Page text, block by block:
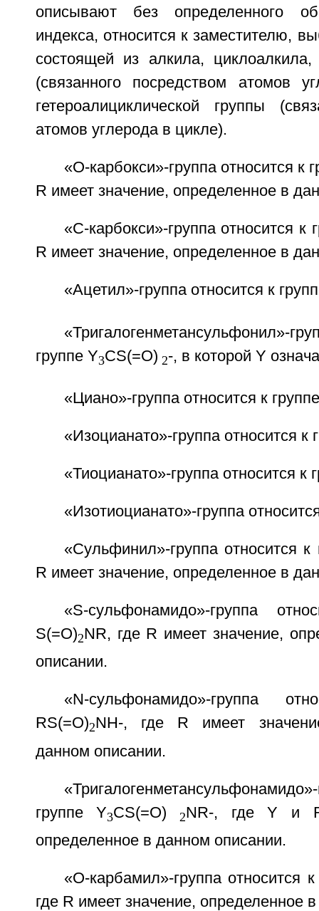
описывают без определенного
индекса, относится к заместителю,
состоящей из алкила, циклоалкила,
(связанного посредством атомов
гетероалициклической группы
атомов углерода в цикле).
«О-карбокси»-группа относится к
R имеет значение, определенное в
«C-карбокси»-группа относится к
R имеет значение, определенное в
«Ацетил»-группа относится к
«Тригалогенметансульфонил»-
группе Y3CS(=O) 2-, в которой Y
«Циано»-группа относится к
«Изоцианато»-группа относится к
«Тиоцианато»-группа относится к
«Изотиоцианато»-группа
«Сульфинил»-группа относится к
R имеет значение, определенное в
«S-сульфонамидо»-группа
S(=O)2NR, где R имеет значение,
описании.
«N-сульфонамидо»-группа
RS(=O)2NH-, где R имеет
данном описании.
группе Y3CS(=O) 2NR-, где Y и
определенное в данном описании.
«O-карбамил»-группа относится
где R имеет значение, определенное